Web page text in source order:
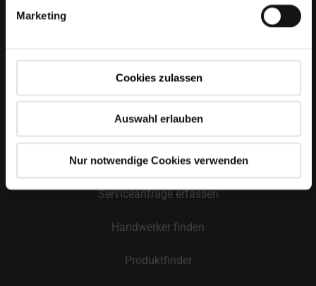
Marketing
Cookies zulassen
Auswahl erlauben
Nur notwendige Cookies verwenden
Newsletter
RotoCampus Seminare
Serviceanfrage erfassen
Handwerker finden
Produktfinder